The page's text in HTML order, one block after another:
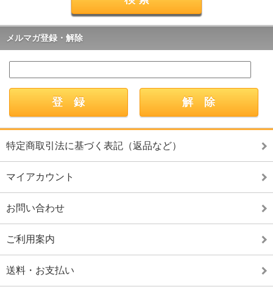
メルマガ登録・解除
特定商取引法に基づく表記（返品など）
マイアカウント
お問い合わせ
ご利用案内
送料・お支払い